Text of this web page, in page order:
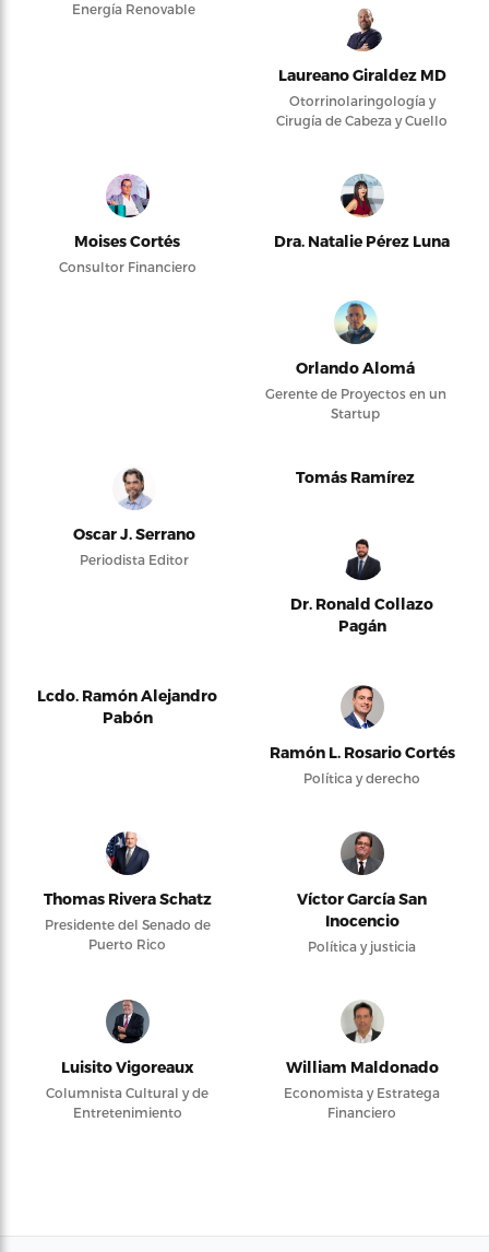
Energía Renovable
Laureano Giraldez MD
Otorrinolaringología y
Cirugía de Cabeza y Cuello
Moises Cortés
Consultor Financiero
Dra. Natalie Pérez Luna
Orlando Alomá
Gerente de Proyectos en un
Startup
Oscar J. Serrano
Periodista Editor
Tomás Ramírez
Dr. Ronald Collazo
Pagán
Lcdo. Ramón Alejandro
Pabón
Ramón L. Rosario Cortés
Política y derecho
Thomas Rivera Schatz
Presidente del Senado de
Puerto Rico
Víctor García San
Inocencio
Política y justicia
Luisito Vigoreaux
Columnista Cultural y de
Entretenimiento
William Maldonado
Economista y Estratega
Financiero